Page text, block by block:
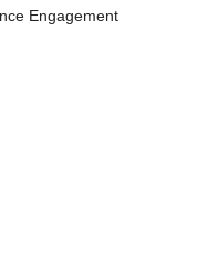
Engagement